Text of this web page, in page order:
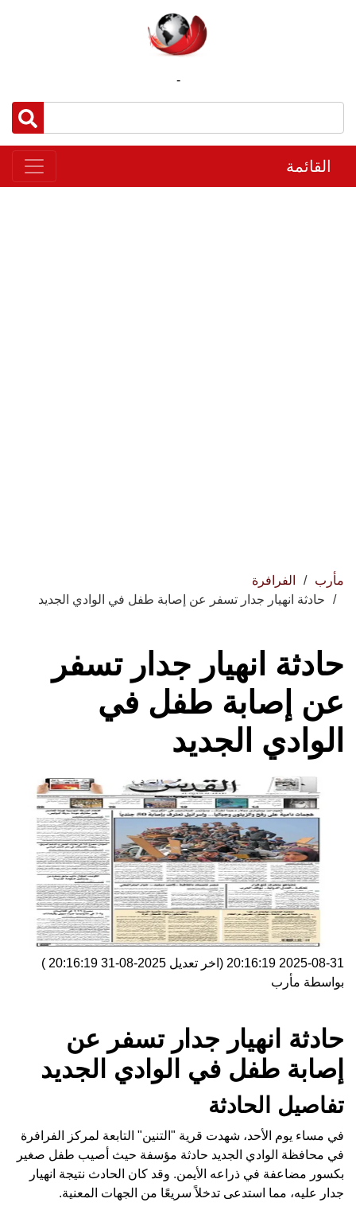
-
القائمة
مأرب
الفرافرة
حادثة انهيار جدار تسفر عن إصابة طفل في الوادي الجديد
حادثة انهيار جدار تسفر
عن إصابة طفل في
الوادي الجديد
2025-08-31 20:16:19 (اخر تعديل 2025-08-31 20:16:19
)
بواسطة مأرب
حادثة انهيار جدار تسفر عن
إصابة طفل في الوادي الجديد
تفاصيل الحادثة
في مساء يوم الأحد، شهدت قرية "التنين" التابعة لمركز الفرافرة
في محافظة الوادي الجديد حادثة مؤسفة حيث أصيب طفل صغير
بكسور مضاعفة في ذراعه الأيمن. وقد كان الحادث نتيجة انهيار
جدار عليه، مما استدعى تدخلاً سريعًا من الجهات المعنية.